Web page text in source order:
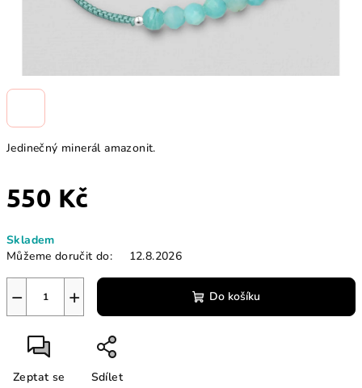
Jedinečný minerál amazonit.
550 Kč
cena:
Skladem
Můžeme doručit do:
12.8.2026
+
− Do košíku
Zeptat se Sdílet